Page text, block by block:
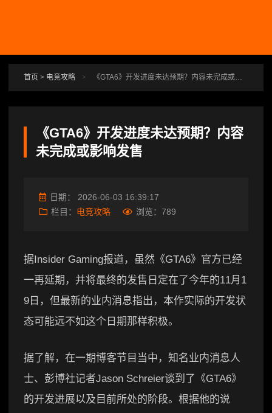
首页 > 电竞攻略 > 《GTA6》开发进度未达预期？内容未完成或影响发售
《GTA6》开发进度未达预期？内容
未完成或影响发售
日期： 2026-06-03 16:39:17
栏目： 电竞攻略 浏览： 789
据Insider Gaming报道，虽然《GTA6》官方已经
一再延期，并将最终的发售日定在了今年的11月1
9日，但最新的业内消息指出，本作实际的开发状
态可能远不如这个日期那样积极。
据了解，在一期博客节目当中，知名业内消息人
士、彭博社记者Jason Schreier谈到了《GTA6》
的开发进展以及目前所处的阶段。根据他的说